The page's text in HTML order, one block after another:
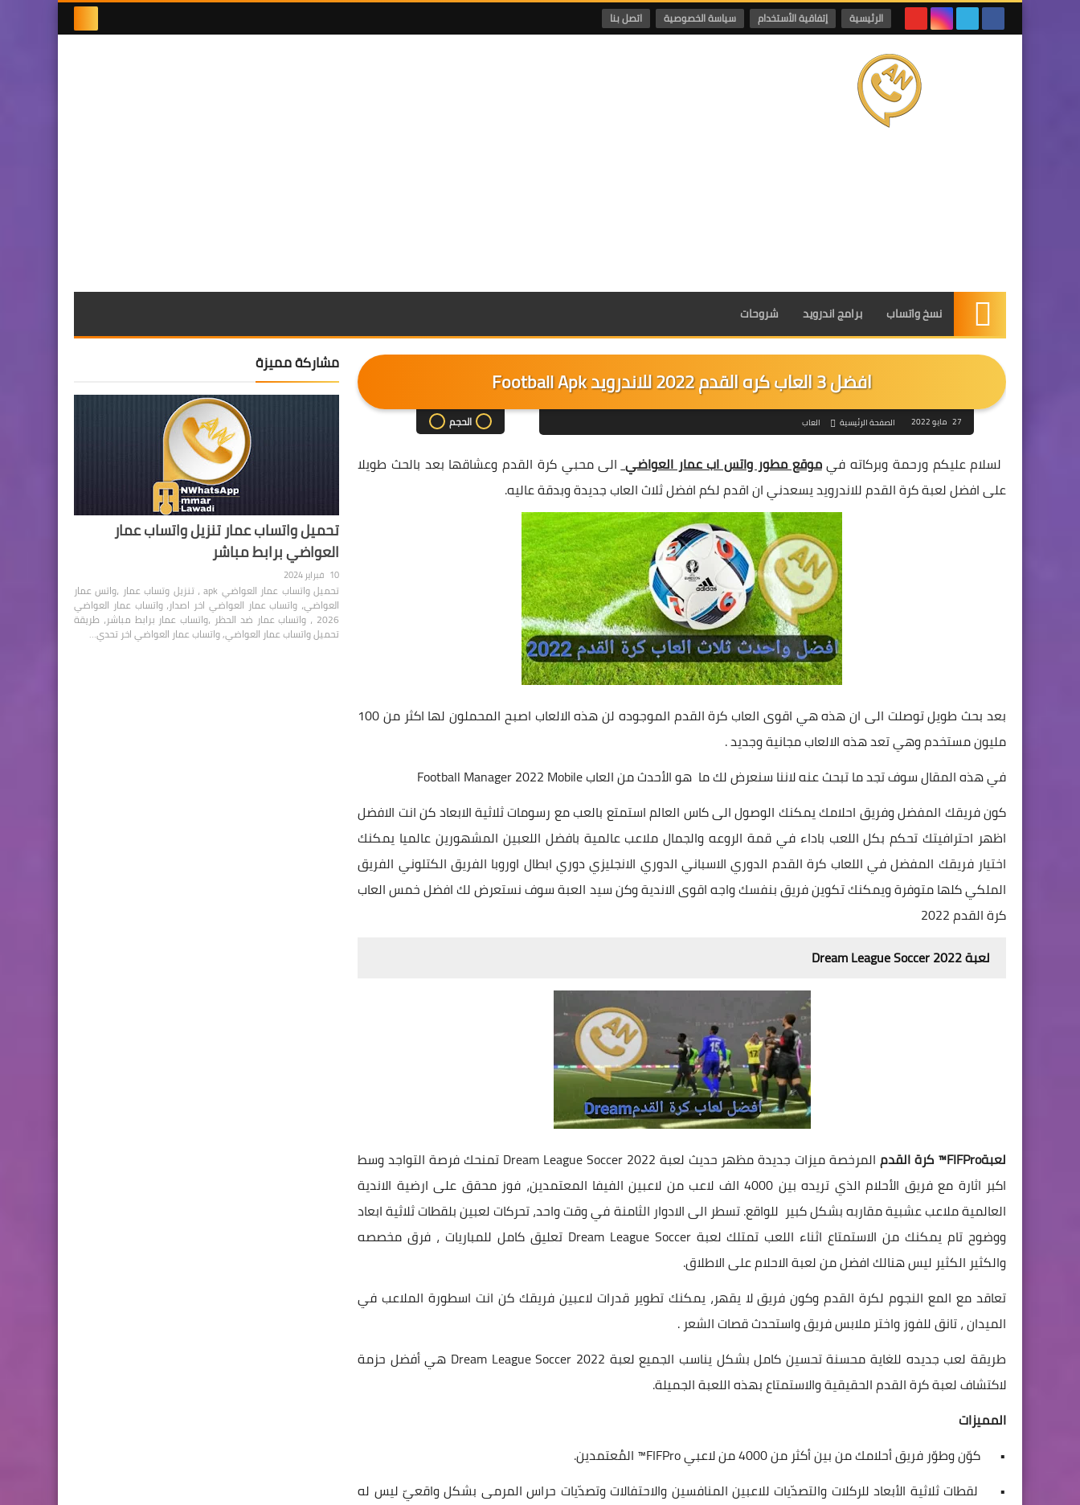
الرئيسية إتفاقية الأستخدام سياسة الخصوصية اتصل بنا
الرئيسية
نسخ واتساب برامج اندرويد شروحات
افضل 3 العاب كره القدم 2022 للاندرويد Football Apk
27 مايو 2022 الصفحة الرئيسية العاب الحجم
لسلام عليكم ورحمة وبركاته فيموقع مطور واتس اب عمار العواضيالى محبي كرة القدم وعشاقها بعد بالحث طويلا
على افضل لعبة كرة القدم للاندرويد يسعدني ان اقدم لكم افضل ثلاث العاب جديدة وبدقة عاليه.
بعد بحث طويل توصلت الى ان هذه هي اقوى العاب كرة القدم الموجوده لن هذه الالعاب اصبح المحملون لها اكثر من 100
مليون مستخدم وهي تعد هذه الالعاب مجانية وجديد .
في هذه المقال سوف تجد ما تبحث عنه لاننا سنعرض لك ما هو الأحدث من العاب Football Manager 2022 Mobile
كون فريقك المفضل وفريق احلامك يمكنك الوصول الى كاس العالم استمتع بالعب مع رسومات ثلاثية الابعاد كن انت الافضل
اظهر احترافيتك تحكم بكل اللعب باداء في قمة الروعه والجمال ملاعب عالمية بافضل اللعبين المشهورين عالميا يمكنك
اختيار فريقك المفضل في اللعاب كرة القدم الدوري الاسباني الدوري الانجليزي دوري ابطال اوروبا الفريق الكتلوني الفريق
الملكي كلها متوفرة ويمكنك تكوين فريق بنفسك واجه اقوى الاندية وكن سيد العبة سوف نستعرض لك افضل خمس العاب
كرة القدم 2022
لعبة Dream League Soccer 2022
لعبةFIFPro™ كرة القدم
المرخصة ميزات جديدة مظهر حديث لعبة Dream League Soccer 2022 تمنحك فرصة التواجد وسط
اكبر اثارة مع فريق الأحلام الذي تريده بين 4000 الف لاعب من لاعبين الفيفا المعتمدين، فوز محقق على ارضية الاندية
العالمية ملاعب عشبية مقاربه بشكل كبير للواقع. تسطر الى الادوار الثامنة في وقت واحد، تحركات لعبين بلقطات ثلاثية ابعاد
ووضوح تام يمكنك من الاستمتاع اثناء اللعب تمتلك لعبة Dream League Soccer تعليق كامل للمباريات ، فرق مخصصه
والكثير الكثير ليس هنالك افضل من لعبة الاحلام على الاطلاق.
تعاقد مع المع النجوم لكرة القدم وكون فريق لا يقهر، يمكنك تطوير قدرات لاعبين فريقك كن انت اسطورة الملاعب في
الميدان ، تانق للفوز واختر ملابس فريق واستحدث قصات الشعر .
طريقة لعب جديده للغاية محسنة تحسين كامل بشكل يناسب الجميع لعبة Dream League Soccer 2022 هي أفضل حزمة
لاكتشاف لعبة كرة القدم الحقيقية والاستمتاع بهذه اللعبة الجميلة.
المميزات
•
كوّن وطوّر فريق أحلامك من بين أكثر من 4000 من لاعبي FIFPro™ المُعتمدين.
•
لقطات ثلاثية الأبعاد للركلات والتصدّيات للاعبين المنافسين والاحتفالات وتصدّيات حراس المرمى بشكل واقعيّ ليس له
مشاركة مميزة
تحميل واتساب عمار تنزيل واتساب عمار
العواضي برابط مباشر
10 فبراير 2024
تحميل واتساب عمار العواضي apk ، تنزيل وتساب عمار ،واتس عمار
العواضي، واتساب عمار العواضي اخر اصدار، واتساب عمار العواضي
2026 ، واتساب عمار ضد الحظر ،واتساب عمار برابط مباشر، طريقة
تحميل واتساب عمار العواضي, واتساب عمار العواضي اخر تحدي…